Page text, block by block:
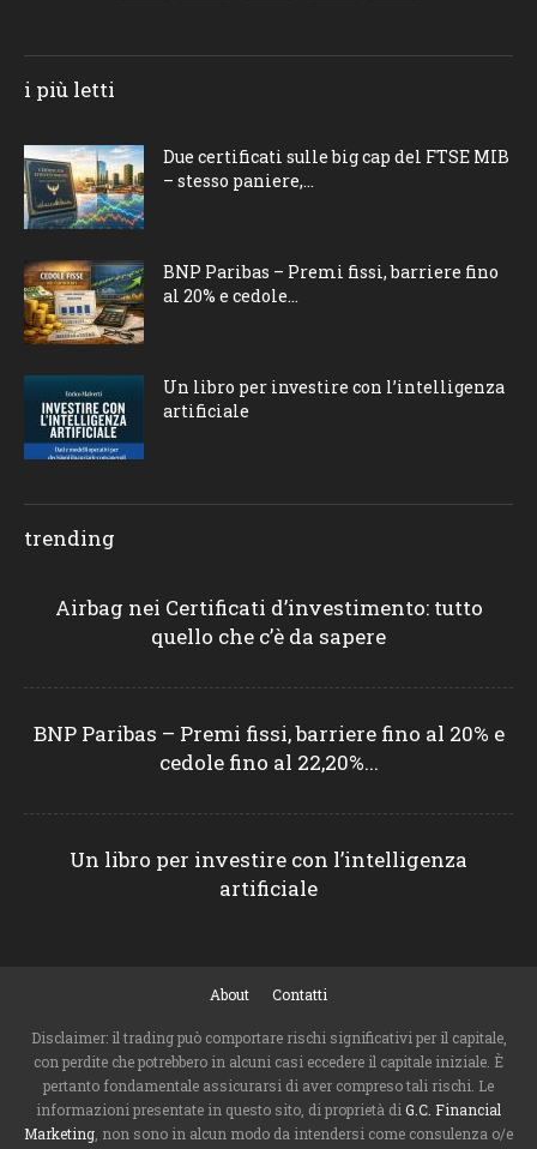
i più letti
Due certificati sulle big cap del FTSE MIB
– stesso paniere,...
BNP Paribas – Premi fissi, barriere fino
al 20% e cedole...
Un libro per investire con l’intelligenza
artificiale
trending
Airbag nei Certificati d’investimento: tutto
quello che c’è da sapere
BNP Paribas – Premi fissi, barriere fino al 20% e
cedole fino al 22,20%...
Un libro per investire con l’intelligenza
artificiale
About Contatti
Disclaimer: il trading può comportare rischi significativi per il capitale,
con perdite che potrebbero in alcuni casi eccedere il capitale iniziale. È
pertanto fondamentale assicurarsi di aver compreso tali rischi. Le
informazioni presentate in questo sito, di proprietà di G.C. Financial
Marketing , non sono in alcun modo da intendersi come consulenza o/e